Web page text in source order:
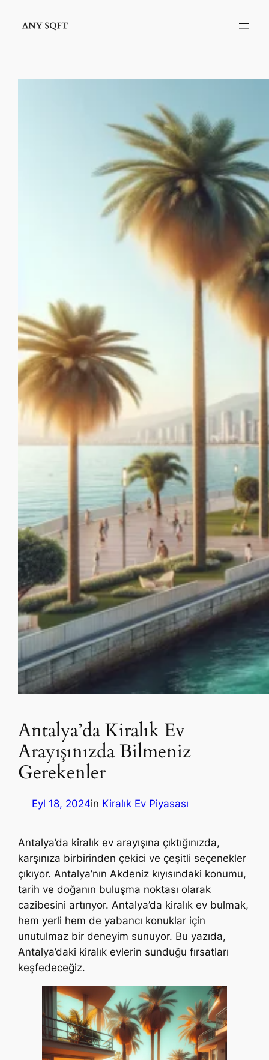
Antalya’da Kiralık Ev
Arayışınızda Bilmeniz
Gerekenler
Eyl 18, 2024in Kiralık Ev Piyasası
Antalya’da kiralık ev arayışına çıktığınızda,
karşınıza birbirinden çekici ve çeşitli seçenekler
çıkıyor. Antalya’nın Akdeniz kıyısındaki konumu,
tarih ve doğanın buluşma noktası olarak
cazibesini artırıyor. Antalya’da kiralık ev bulmak,
hem yerli hem de yabancı konuklar için
unutulmaz bir deneyim sunuyor. Bu yazıda,
Antalya’daki kiralık evlerin sunduğu fırsatları
keşfedeceğiz.